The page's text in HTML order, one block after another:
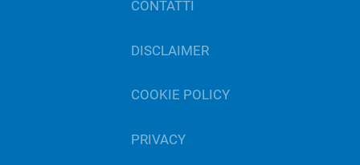
CONTATTI
DISCLAIMER
COOKIE POLICY
PRIVACY